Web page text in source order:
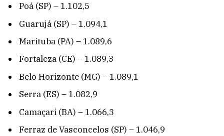
Poá (SP) – 1.102,5
Guarujá (SP) – 1.094,1
Marituba (PA) – 1.089,6
Fortaleza (CE) – 1.089,3
Belo Horizonte (MG) – 1.089,1
Serra (ES) – 1.082,9
Camaçari (BA) – 1.066,3
Ferraz de Vasconcelos (SP) – 1.046,9